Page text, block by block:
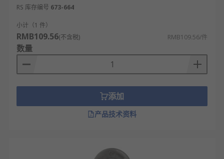
RS 库存编号 673-664
小计（1 件）
RMB109.56(不含税) RMB109.56/件
数量
添加
产品技术资料